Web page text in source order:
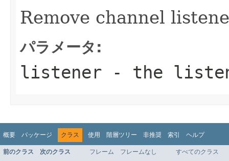
Remove channel
パラメータ:
listener - the
概要 パッケージ クラス 使用 階層ツリー 非推奨 索引 ヘルプ
前のクラス 次のクラス フレーム フレームなし
すべてのクラス